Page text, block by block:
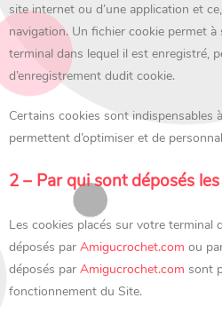
site internet ou d’une application et
navigation. Un fichier cookie permet
terminal dans lequel il est enregistré,
d’enregistrement dudit cookie.
Certains cookies sont indispensables
permettent d’optimiser et de
2 – Par qui sont déposés
Les cookies placés sur votre terminal
déposés par Amigucrochet.com ou
déposés par Amigucrochet.com sont
fonctionnement du Site.